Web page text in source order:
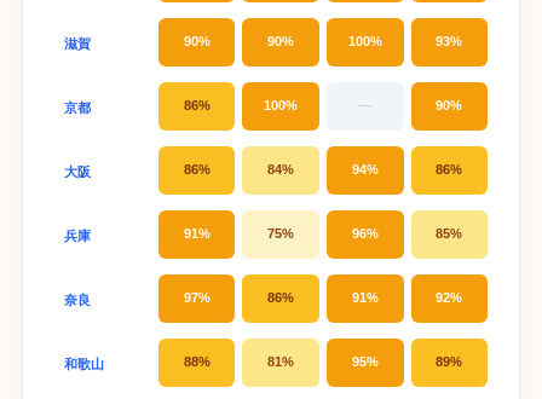
滋賀 90% 90% 100% 93%
京都 86% 100% — 90%
大阪 86% 84% 94% 86%
兵庫 91% 75% 96% 85%
奈良 97% 86% 91% 92%
和歌山 88% 81% 95% 89%